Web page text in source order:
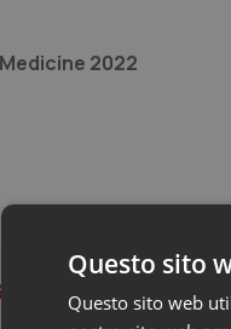
2022
in Scienza e
Questo sito
Questo sito web